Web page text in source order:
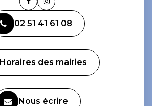
Lien
le
compte
Lien
le
compte
02 51 41 61 08
des mairies
Nous écrire